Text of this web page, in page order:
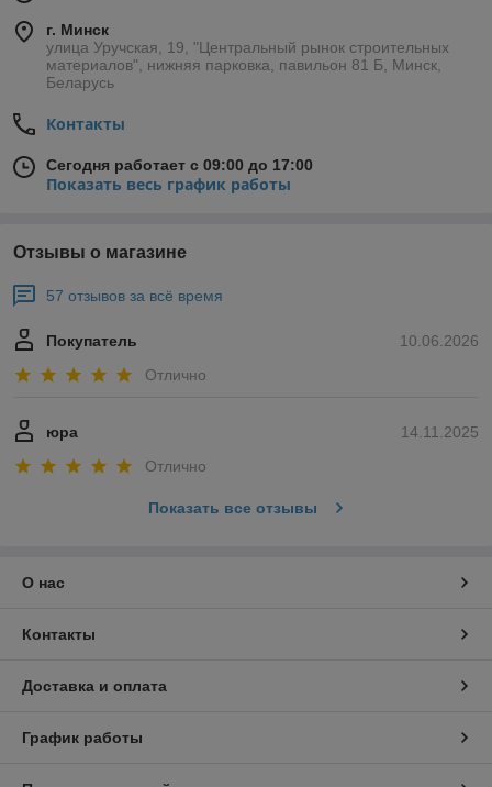
г. Минск
улица Уручская, 19, "Центральный рынок строительных
материалов", нижняя парковка, павильон 81 Б, Минск,
Беларусь
Контакты
Сегодня работает с 09:00 до 17:00
Показать весь график работы
Отзывы о магазине
57 отзывов за всё время
10.06.2026
Покупатель
Отлично
14.11.2025
юра
Отлично
Показать все отзывы
О нас
Контакты
Доставка и оплата
График работы